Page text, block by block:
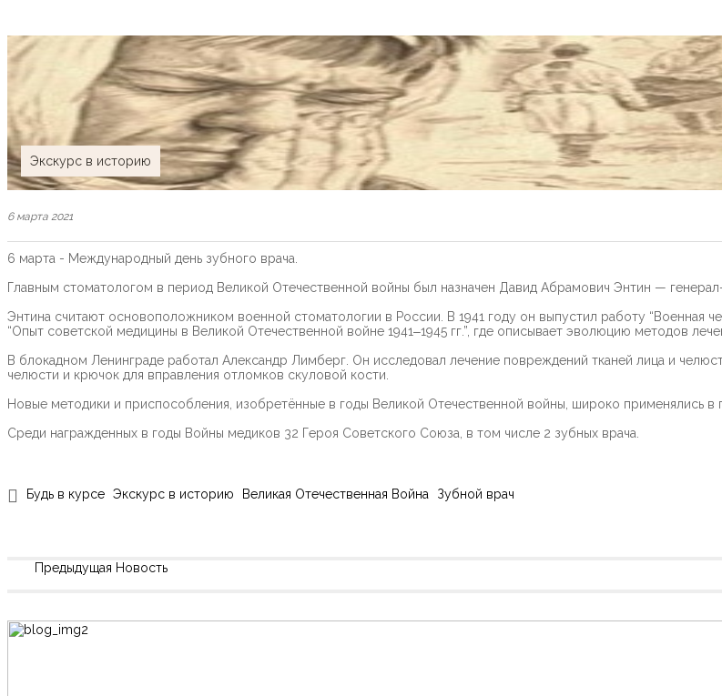
Экскурс в историю
6 марта 2021
6 марта - Международный день зубного врача.
Главным стоматологом в период Великой Отечественной войны был назначен Давид Абрамович Энтин —
Энтина считают основоположником военной стоматологии в России. В 1941 году он выпустил работу “Военная
“Опыт советской медицины в Великой Отечественной войне 1941‒1945 гг.”, где описывает эволюцию методов
В блокадном Ленинграде работал Александр Лимберг. Он исследовал лечение повреждений тканей лица и
челюсти и крючок для вправления отломков скуловой кости.
Новые методики и приспособления, изобретённые в годы Великой Отечественной войны, широко применялись
Среди награжденных в годы Войны медиков 32 Героя Советского Союза, в том числе 2 зубных врача.
Будь в курсе Экскурс в историю Великая Отечественная Война
Зубной врач
Предыдущая Новость